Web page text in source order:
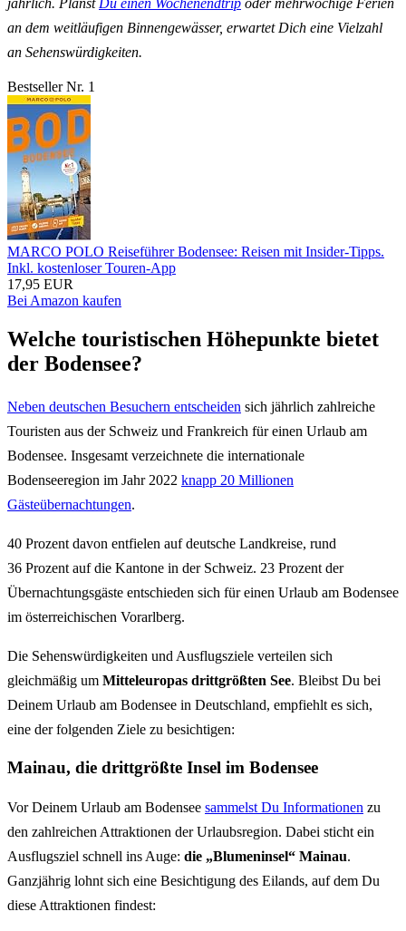
an dem weitläufigen Binnengewässer, erwartet Dich eine Vielzahl
an Sehenswürdigkeiten.
Bestseller Nr. 1
MARCO POLO Reiseführer Bodensee: Reisen mit Insider-Tipps.
Inkl. kostenloser Touren-App
17,95 EUR
Bei Amazon kaufen
Welche touristischen Höhepunkte bietet
der Bodensee?
Neben deutschen Besuchern entscheiden sich jährlich zahlreiche
Touristen aus der Schweiz und Frankreich für einen Urlaub am
Bodensee. Insgesamt verzeichnete die internationale
Bodenseeregion im Jahr 2022 knapp 20 Millionen
Gästeübernachtungen.
40 Prozent davon entfielen auf deutsche Landkreise, rund
36 Prozent auf die Kantone in der Schweiz. 23 Prozent der
Übernachtungsgäste entschieden sich für einen Urlaub am Bodensee
im österreichischen Vorarlberg.
Die Sehenswürdigkeiten und Ausflugsziele verteilen sich
gleichmäßig um Mitteleuropas drittgrößten See. Bleibst Du bei
Deinem Urlaub am Bodensee in Deutschland, empfiehlt es sich,
eine der folgenden Ziele zu besichtigen:
Mainau, die drittgrößte Insel im Bodensee
Vor Deinem Urlaub am Bodensee sammelst Du Informationen zu
den zahlreichen Attraktionen der Urlaubsregion. Dabei sticht ein
Ausflugsziel schnell ins Auge: die „Blumeninsel“ Mainau.
Ganzjährig lohnt sich eine Besichtigung des Eilands, auf dem Du
diese Attraktionen findest: